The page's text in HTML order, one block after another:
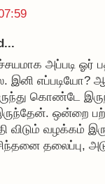
அப்படி ஓர்
இனி எப்படியோ?
கொண்டே
ஒன்றை
விடும் வழக்கம்
தலைப்பு,